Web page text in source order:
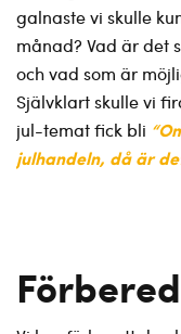
galnaste vi skulle
månad? Vad är det
och vad som är
Självklart skulle vi
jul-temat fick bli
julhandeln, då är